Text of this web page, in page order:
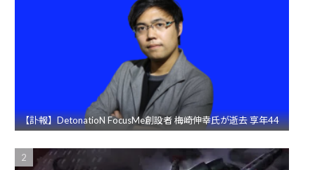
【訃報】DetonatioN FocusMe創設者 梅崎伸幸氏が逝去 享年44